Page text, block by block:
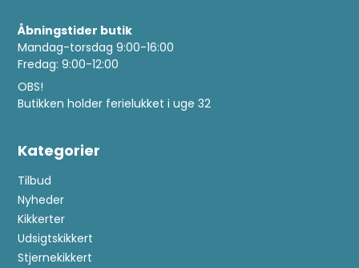
Åbningstider butik
Mandag-torsdag 9:00-16:00
Fredag: 9:00-12:00
OBS!
Butikken holder ferielukket i uge 32
Kategorier
Tilbud
Nyheder
Kikkerter
Udsigtskikkert
Stjernekikkert